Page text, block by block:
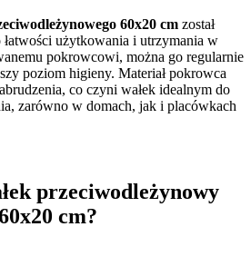
60x20 cm został
użytkowania i utrzymania w
pokrowcowi, można go regularnie
poziom higieny. Materiał pokrowca
co czyni wałek idealnym do
zarówno w domach, jak i placówkach
przeciwodleżynowy
cm?